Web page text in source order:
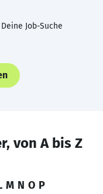
Job-Suche
von A bis Z
M N O P